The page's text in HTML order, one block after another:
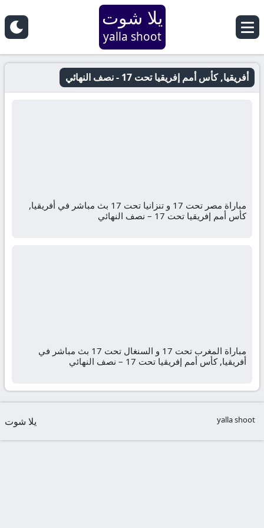
يلا شوت
yalla shoot
أفريقيا, كأس أمم إفريقيا تحت 17 - نصف النهائي
مباراة مصر تحت 17 و تنزانيا تحت 17 بث مباشر في أفريقيا,
كأس أمم إفريقيا تحت 17 – نصف النهائي
مباراة المغرب تحت 17 و السنغال تحت 17 بث مباشر في
أفريقيا, كأس أمم إفريقيا تحت 17 – نصف النهائي
yalla shoot يلا شوت